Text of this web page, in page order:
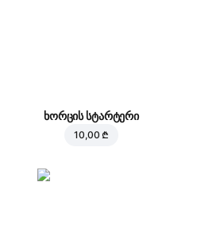
ხორცის სტარტერი
10,00 ₾